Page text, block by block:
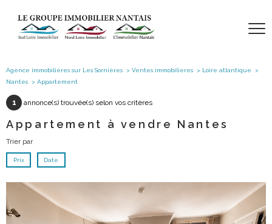
Agence immobilières sur Les Sornières Ventes immobilieres
Loire atlantique
Nantes
Appartement
1 annonce(s) trouvée(s) selon vos critères
Appartement à vendre Nantes
Trier par
Prix Date